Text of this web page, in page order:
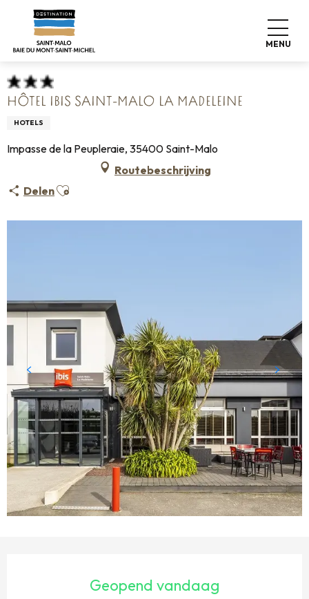
contenu
MENU
Home Koffers pakken
Hôtel Ibis Saint-Malo La Madeleine
HÔTEL IBIS SAINT-MALO LA MADELEINE
HOTELS
Impasse de la Peupleraie, 35400 Saint-Malo
Routebeschrijving
DelenAjouter aux favoris
Geopend vandaag